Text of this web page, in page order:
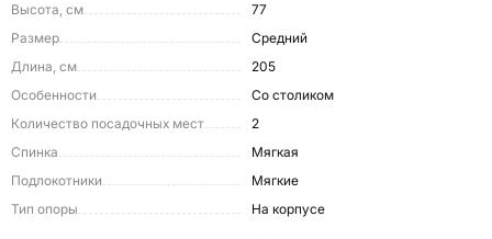
Высота, см
77
Размер
Средний
Длина, см
205
Особенности
Со столиком
Количество посадочных мест
2
Спинка
Мягкая
Подлокотники
Мягкие
Тип опоры
На корпусе